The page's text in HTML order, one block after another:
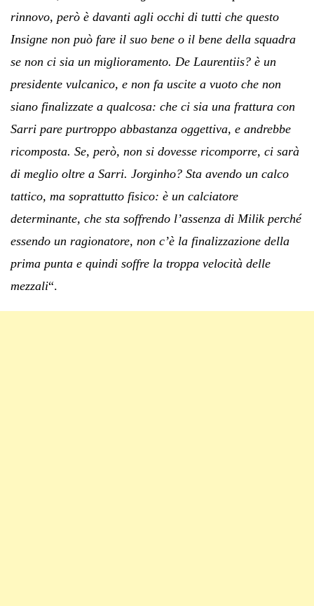
rinnovo, però è davanti agli occhi di tutti che questo
Insigne non può fare il suo bene o il bene della squadra
se non ci sia un miglioramento. De Laurentiis? è un
presidente vulcanico, e non fa uscite a vuoto che non
siano finalizzate a qualcosa: che ci sia una frattura con
Sarri pare purtroppo abbastanza oggettiva, e andrebbe
ricomposta. Se, però, non si dovesse ricomporre, ci sarà
di meglio oltre a Sarri. Jorginho? Sta avendo un calco
tattico, ma soprattutto fisico: è un calciatore
determinante, che sta soffrendo l’assenza di Milik perché
essendo un ragionatore, non c’è la finalizzazione della
prima punta e quindi soffre la troppa velocità delle
mezzali“.